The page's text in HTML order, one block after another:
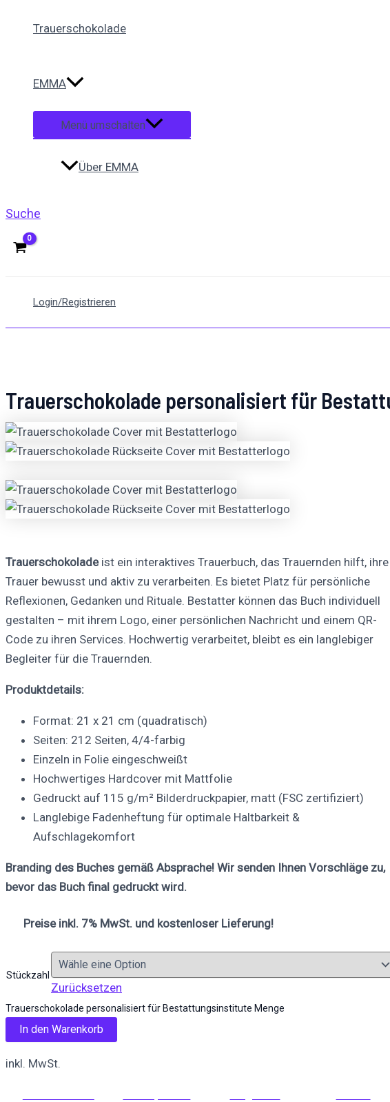
Trauerschokolade
EMMA
Menü umschalten
Über EMMA
Suche
Login/Registrieren
Trauerschokolade personalisiert für
Trauerschokoladeist ein interaktives Trauerbuch, das Trauernden hilft, ihre
Trauer bewusst und aktiv zu verarbeiten. Es bietet Platz für persönliche
Reflexionen, Gedanken und Rituale. Bestatter können das Buch individuell
gestalten – mit ihrem Logo, einer persönlichen Nachricht und einem QR-
Code zu ihren Services. Hochwertig verarbeitet, bleibt es ein langlebiger
Begleiter für die Trauernden.
Produktdetails:
Format: 21 x 21 cm (quadratisch)
Seiten: 212 Seiten, 4/4-farbig
Einzeln in Folie eingeschweißt
Hochwertiges Hardcover mit Mattfolie
Gedruckt auf 115 g/m² Bilderdruckpapier, matt (FSC zertifiziert)
Langlebige Fadenheftung für optimale Haltbarkeit &
Aufschlagekomfort
Branding des Buches gemäß Absprache! Wir senden Ihnen Vorschläge zu,
bevor das Buch final gedruckt wird.
Preise inkl. 7% MwSt. und kostenloser Lieferung!
Stückzahl
Zurücksetzen
Trauerschokolade personalisiert für Bestattungsinstitute Menge
In den Warenkorb
inkl. MwSt.